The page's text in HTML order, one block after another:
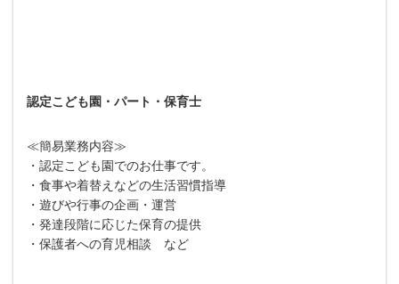
認定こども園・パート・保育士
≪簡易業務内容≫
・認定こども園でのお仕事です。
・食事や着替えなどの生活習慣指導
・遊びや行事の企画・運営
・発達段階に応じた保育の提供
・保護者への育児相談 など